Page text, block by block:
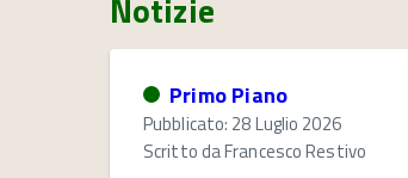
Primo Piano
Pubblicato: 28 Luglio 2026
Scritto daFrancesco Restivo